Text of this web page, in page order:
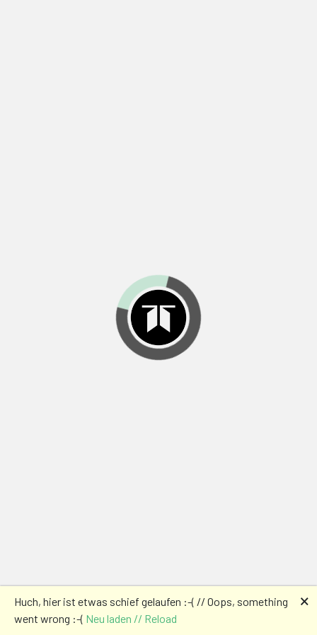
Huch, hier ist etwas schief gelaufen :-( // Oops, something
went wrong :-( Neu laden // Reload
🗙